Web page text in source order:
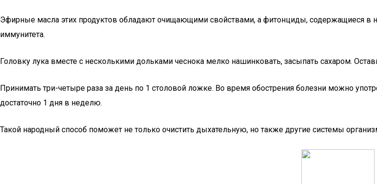
Эфирные масла этих продуктов обладают очищающими свойствами, а фитонциды, содержащиеся в
иммунитета.
Головку лука вместе с несколькими дольками чеснока мелко нашинковать, засыпать сахаром.
Принимать три-четыре раза за день по 1 столовой ложке. Во время обострения болезни можно
достаточно 1 дня в неделю.
Такой народный способ поможет не только очистить дыхательную, но также другие системы